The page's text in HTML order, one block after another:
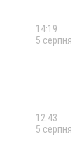
14:19
5 серпня
12:43
5 серпня